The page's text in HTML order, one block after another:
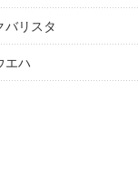
バリスタ
エハ